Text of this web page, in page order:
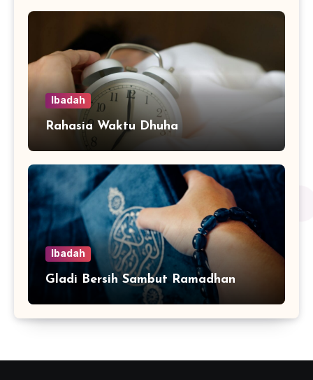
Ibadah
Rahasia Waktu Dhuha
Ibadah
Gladi Bersih Sambut Ramadhan